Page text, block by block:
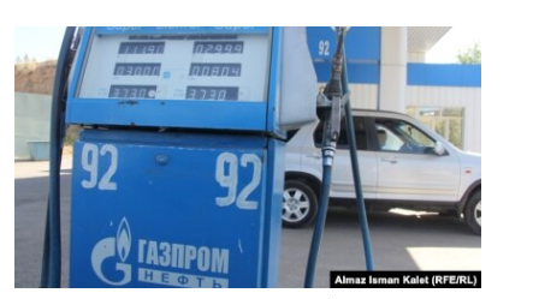
Озодлик бошқа тилларда